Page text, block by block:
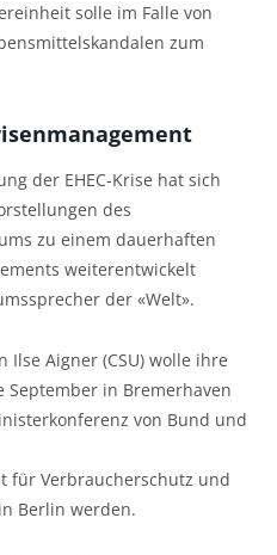
solle im Falle von
zum
der EHEC-Krise hat sich
des
zu einem dauerhaften
weiterentwickelt
der «Welt».
Aigner (CSU) wolle ihre
September in Bremerhaven
von Bund und
für Verbraucherschutz und
Berlin werden.